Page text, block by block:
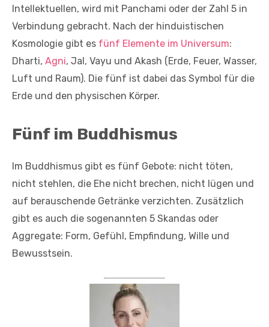
Intellektuellen, wird mit Panchami oder der Zahl 5 in
Verbindung gebracht. Nach der hinduistischen
Kosmologie gibt es fünf Elemente im Universum:
Dharti, Agni, Jal, Vayu und Akash (Erde, Feuer, Wasser,
Luft und Raum). Die fünf ist dabei das Symbol für die
Erde und den physischen Körper.
Fünf im Buddhismus
Im Buddhismus gibt es fünf Gebote: nicht töten,
nicht stehlen, die Ehe nicht brechen, nicht lügen und
auf berauschende Getränke verzichten. Zusätzlich
gibt es auch die sogenannten 5 Skandas oder
Aggregate: Form, Gefühl, Empfindung, Wille und
Bewusstsein.